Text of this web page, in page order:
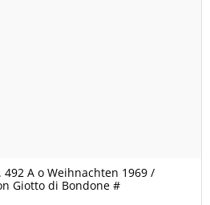
A o Weihnachten 1969 /
Giotto di Bondone #